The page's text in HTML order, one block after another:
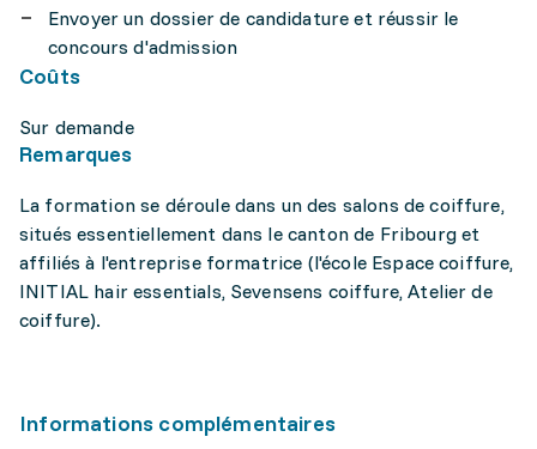
Envoyer un dossier de candidature et réussir le
concours d'admission
Coûts
Sur demande
Remarques
La formation se déroule dans un des salons de coiffure,
situés essentiellement dans le canton de Fribourg et
affiliés à l'entreprise formatrice (l'école Espace coiffure,
INITIAL hair essentials, Sevensens coiffure, Atelier de
coiffure).
Informations complémentaires